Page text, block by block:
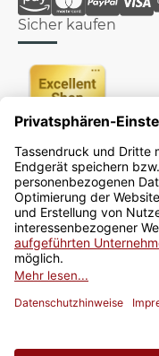
Sicher kaufen
Newsletter